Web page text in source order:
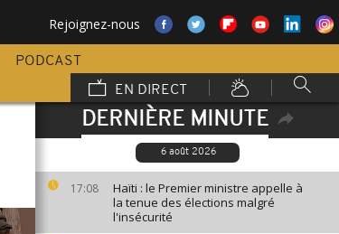
Rejoignez-nous
PODCAST
EN DIRECT
DERNIÈRE MINUTE
6 août 2026
17:08
Haïti : le Premier ministre appelle à
la tenue des élections malgré
l'insécurité